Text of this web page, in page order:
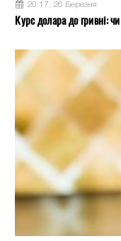
20:17, 26 Березня
Курс долара до гривні: